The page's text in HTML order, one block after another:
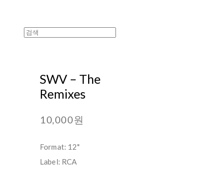
SWV – The
Remixes
10,000원
Format: 12"
Label: RCA